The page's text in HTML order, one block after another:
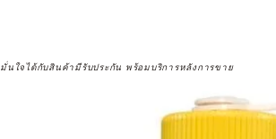
มั่นใจได้กับสินค้ามีรับประกัน พร้อมบริการหลังการขาย